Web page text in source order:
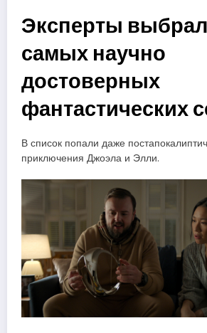
Эксперты
самых научно
достоверных
фантастических
В список попали даже
приключения Джоэла и Элли.